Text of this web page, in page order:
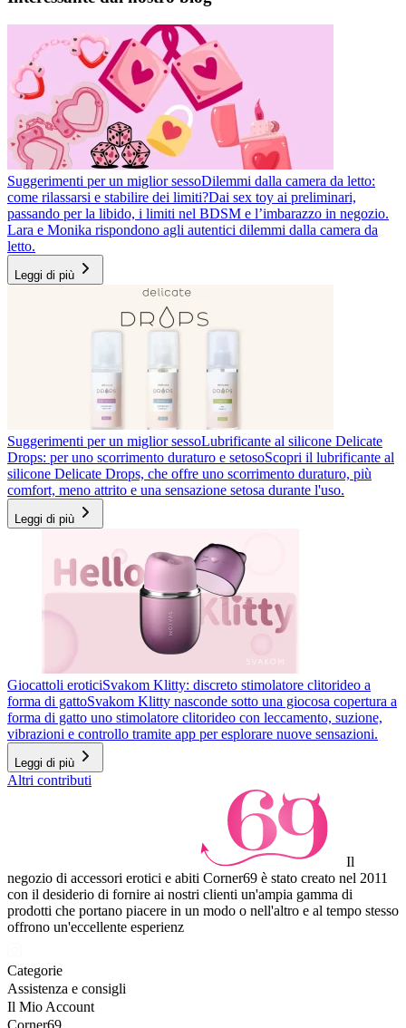
Suggerimenti per un miglior sessoDilemmi dalla camera da letto:
come rilassarsi e stabilire dei limiti?Dai sex toy ai preliminari,
passando per la libido, i limiti nel BDSM e l’imbarazzo in negozio.
Lara e Monika rispondono agli autentici dilemmi dalla camera da
letto.
Leggi di più
Suggerimenti per un miglior sessoLubrificante al silicone Delicate
Drops: per uno scorrimento duraturo e setosoScopri il lubrificante al
silicone Delicate Drops, che offre uno scorrimento duraturo, più
comfort, meno attrito e una sensazione setosa durante l'uso.
Leggi di più
Giocattoli eroticiSvakom Klitty: discreto stimolatore clitorideo a
forma di gattoSvakom Klitty nasconde sotto una giocosa copertura a
forma di gatto uno stimolatore clitorideo con leccamento, suzione,
vibrazioni e controllo tramite app per esplorare nuove sensazioni.
Leggi di più
Altri contributi
Il
negozio di accessori erotici e abiti Corner69 è stato creato nel 2011
con il desiderio di fornire ai nostri clienti un'ampia gamma di
prodotti che portano piacere in un modo o nell'altro e al tempo stesso
offrono un'eccellente esperienz
Categorie
Assistenza e consigli
Il Mio Account
Corner69